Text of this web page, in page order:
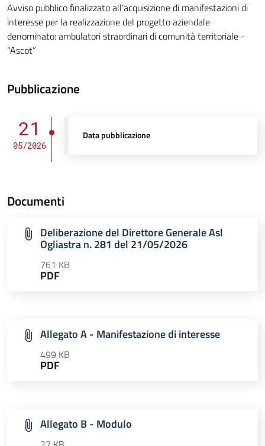
Avviso pubblico finalizzato all’acquisizione di manifestazioni di
interesse per la realizzazione del progetto aziendale
denominato: ambulatori straordinari di comunità territoriale -
“Ascot”
Pubblicazione
21
05/2026
Data pubblicazione
Documenti
Deliberazione del Direttore Generale Asl
Ogliastra n. 281 del 21/05/2026
761 KB
PDF
Allegato A - Manifestazione di interesse
499 KB
PDF
Allegato B - Modulo